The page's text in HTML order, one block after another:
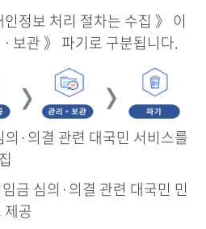
정보 처리 절차는 수집 》 이
보관 》 파기로 구분됩니다.
의·의결 관련 대국민 서비스를
금 심의·의결 관련 대국민 민
제공